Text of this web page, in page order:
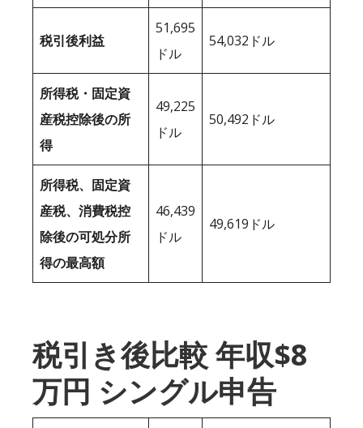
税引後利益
51,695
ドル
54,032ドル
所得税・固定資
産税控除後の所
得
49,225
ドル
50,492ドル
所得税、固定資
産税、消費税控
除後の可処分所
得の最高額
46,439
ドル
49,619ドル
税引き後比較 年収$8
万円 シングル申告